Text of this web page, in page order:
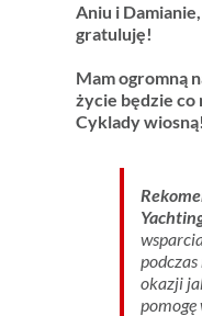
Aniu i
gratuluję!
Mam ogromną
życie będzie co
Cyklady wiosną!
okazji